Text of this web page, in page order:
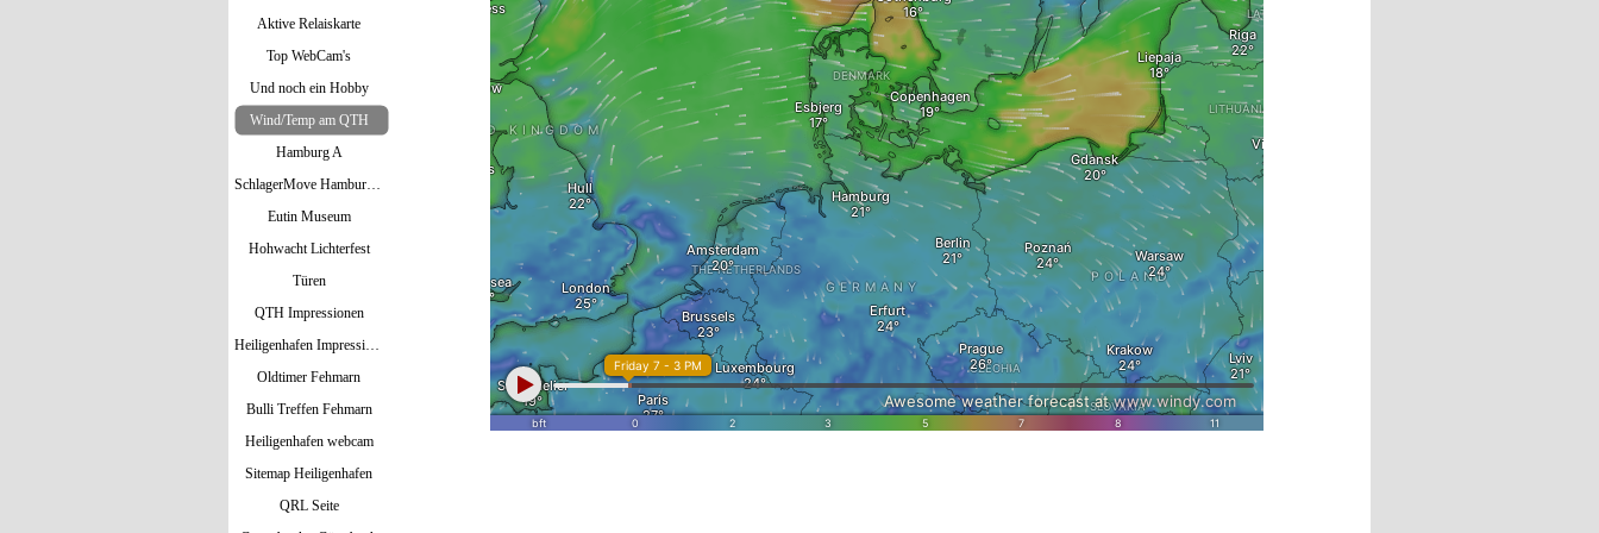
Aktive Relaiskarte
Top WebCam's
Und noch ein Hobby
Wind/Temp am QTH
Hamburg A
SchlagerMove Hamburg 2024
Eutin Museum
Hohwacht Lichterfest
Türen
QTH Impressionen
Heiligenhafen Impressionen
Oldtimer Fehmarn
Bulli Treffen Fehmarn
Heiligenhafen webcam
Sitemap Heiligenhafen
QRL Seite